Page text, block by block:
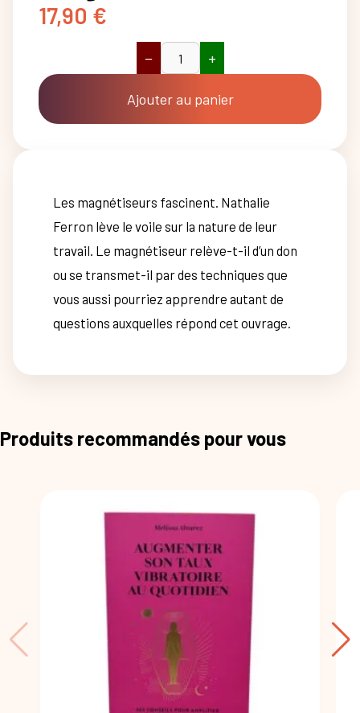
17,90 €
quantité
Et
si
vous
− +
Ajouter au panier
Les magnétiseurs fascinent. Nathalie
Ferron lève le voile sur la nature de leur
travail. Le magnétiseur relève-t-il d’un don
ou se transmet-il par des techniques que
vous aussi pourriez apprendre autant de
questions auxquelles répond cet ouvrage.
Produits recommandés pour vous